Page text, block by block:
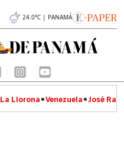
24.0°C | PANAMÁ
La Llorona Venezuela José